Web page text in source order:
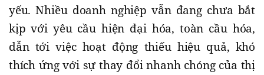
yếu. Nhiều doanh nghiệp vẫn đang chưa bắt
kịp với yêu cầu hiện đại hóa, toàn cầu hóa,
dẫn tới việc hoạt động thiếu hiệu quả, khó
thích ứng với sự thay đổi nhanh chóng của thị